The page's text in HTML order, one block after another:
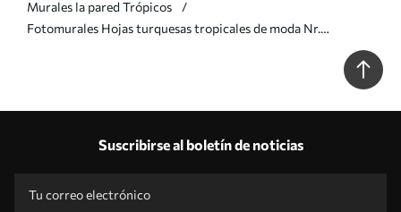
Murales la pared Trópicos
Fotomurales Hojas turquesas tropicales de moda Nr.
Suscribirse al boletín de noticias